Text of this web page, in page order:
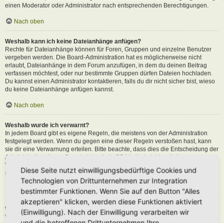
einen Moderator oder Administrator nach entsprechenden Berechtigungen.
Nach oben
Weshalb kann ich keine Dateianhänge anfügen?
Rechte für Dateianhänge können für Foren, Gruppen und einzelne Benutzer
vergeben werden. Die Board-Administration hat es möglicherweise nicht
erlaubt, Dateianhänge in dem Forum anzufügen, in dem du deinen Beitrag
verfassen möchtest, oder nur bestimmte Gruppen dürfen Dateien hochladen.
Du kannst einen Administrator kontaktieren, falls du dir nicht sicher bist, wieso
du keine Dateianhänge anfügen kannst.
Nach oben
Weshalb wurde ich verwarnt?
In jedem Board gibt es eigene Regeln, die meistens von der Administration
festgelegt werden. Wenn du gegen eine dieser Regeln verstoßen hast, kann
sie dir eine Verwarnung erteilen. Bitte beachte, dass dies die Entscheidung der
Administration dieses Boards ist und phpBB Limited nichts mit dieser
Verwarnung zu tun hat. Kontaktiere einen Administrator, sofern du die nicht
sicher bist, wieso du verwarnt wurdest.
Nach oben
Wie kann ich Beiträge den Moderatoren melden?
Wenn ein Administrator die entsprechenden Berechtigungen vergeben hat,
Diese Seite nutzt einwilligungsbedürftige Cookies und
Technologien von Drittunternehmen zur Integration
bestimmter Funktionen. Wenn Sie auf den Button "Alles
akzeptieren" klicken, werden diese Funktionen aktiviert
(Einwilligung). Nach der Einwilligung verarbeiten wir